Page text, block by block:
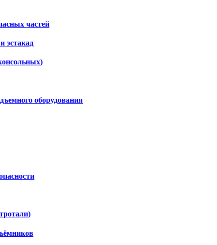
частей
эстакад
оборудования